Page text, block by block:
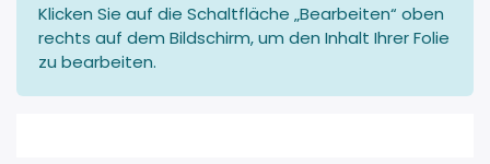
Klicken Sie auf die Schaltfläche „Bearbeiten“ oben
rechts auf dem Bildschirm, um den Inhalt Ihrer Folie
zu bearbeiten.